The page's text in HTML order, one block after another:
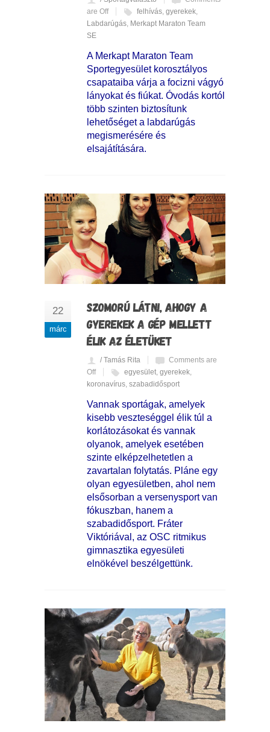
are Off
felhívás, gyerekek,
Labdarúgás, Merkapt Maraton Team
SE
A Merkapt Maraton Team
Sportegyesület korosztályos
csapataiba várja a focizni vágyó
lányokat és fiúkat. Óvodás kortól
több szinten biztosítunk
lehetőséget a labdarúgás
megismerésére és
elsajátítására.
22
márc
SZOMORÚ LÁTNI, AHOGY A
GYEREKEK A GÉP MELLETT
ÉLIK AZ ÉLETÜKET
/ Tamás Rita
Comments are
Off
egyesület, gyerekek,
koronavírus, szabadidősport
Vannak sportágak, amelyek
kisebb veszteséggel élik túl a
korlátozásokat és vannak
olyanok, amelyek esetében
szinte elképzelhetetlen a
zavartalan folytatás. Pláne egy
olyan egyesületben, ahol nem
elsősorban a versenysport van
fókuszban, hanem a
szabadidősport. Fráter
Viktóriával, az OSC ritmikus
gimnasztika egyesületi
elnökével beszélgettünk.